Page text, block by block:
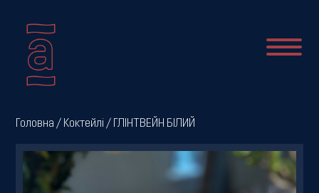
Про
нас
Головна / Коктейлі / ГЛІНТВЕЙН БІЛИЙ